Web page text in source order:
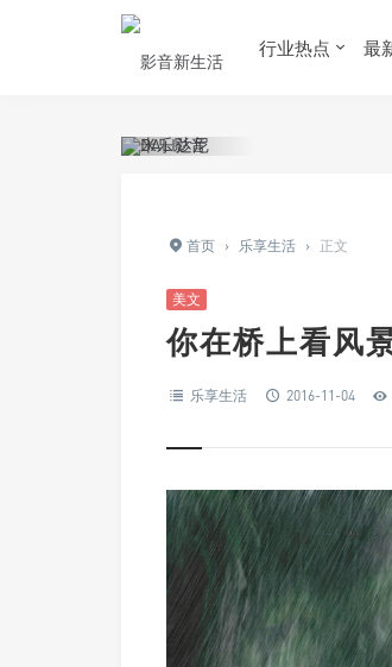
行业热点 最
首页 › 乐享生活 › 正文
美文
你在桥上看风
乐享生活 2016-11-04